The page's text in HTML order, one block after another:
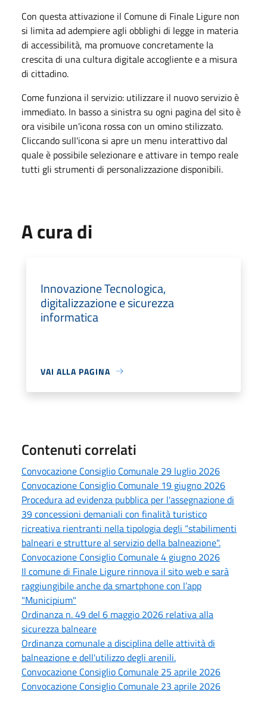
Con questa attivazione il Comune di Finale Ligure non
si limita ad adempiere agli obblighi di legge in materia
di accessibilità, ma promuove concretamente la
crescita di una cultura digitale accogliente e a misura
di cittadino.
Come funziona il servizio: utilizzare il nuovo servizio è
immediato. In basso a sinistra su ogni pagina del sito è
ora visibile un'icona rossa con un omino stilizzato.
Cliccando sull'icona si apre un menu interattivo dal
quale è possibile selezionare e attivare in tempo reale
tutti gli strumenti di personalizzazione disponibili.
A cura di
Innovazione Tecnologica,
digitalizzazione e sicurezza
informatica
VAI ALLA PAGINA
Contenuti correlati
Convocazione Consiglio Comunale 29 luglio 2026
Convocazione Consiglio Comunale 19 giugno 2026
Procedura ad evidenza pubblica per l'assegnazione di
39 concessioni demaniali con finalità turistico
ricreativa rientranti nella tipologia degli “stabilimenti
balneari e strutture al servizio della balneazione".
Convocazione Consiglio Comunale 4 giugno 2026
Il comune di Finale Ligure rinnova il sito web e sarà
raggiungibile anche da smartphone con l’app
"Municipium"
Ordinanza n. 49 del 6 maggio 2026 relativa alla
sicurezza balneare
Ordinanza comunale a disciplina delle attività di
balneazione e dell'utilizzo degli arenili.
Convocazione Consiglio Comunale 25 aprile 2026
Convocazione Consiglio Comunale 23 aprile 2026